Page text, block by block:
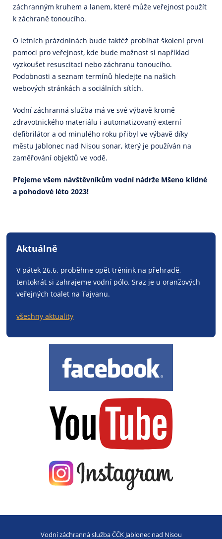
záchranným kruhem a lanem, které může veřejnost použít
k záchraně tonoucího.
O letních prázdninách bude taktéž probíhat školení první
pomoci pro veřejnost, kde bude možnost si například
vyzkoušet resuscitaci nebo záchranu tonoucího.
Podobnosti a seznam termínů hledejte na našich
webových stránkách a sociálních sítích.
Vodní záchranná služba má ve své výbavě kromě
zdravotnického materiálu i automatizovaný externí
defibrilátor a od minulého roku přibyl ve výbavě díky
městu Jablonec nad Nisou sonar, který je používán na
zaměřování objektů ve vodě.
Přejeme všem návštěvníkům vodní nádrže Mšeno klidné
a pohodové léto 2023!
Aktuálně
V pátek 26.6. proběhne opět trénink na přehradě,
tentokrát si zahrajeme vodní pólo. Sraz je u oranžových
veřejných toalet na Tajvanu.
všechny aktuality
Vodní záchranná služba ČČK Jablonec nad Nisou